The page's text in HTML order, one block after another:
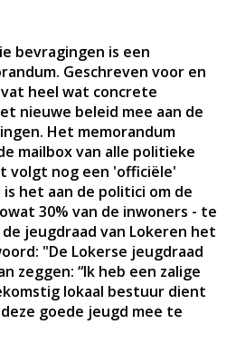
bevragingen is een
Geschreven voor en
heel wat concrete
nieuwe beleid mee aan de
Het memorandum
mailbox van alle politieke
volgt nog een 'officiële'
het aan de politici om de
30% van de inwoners - te
jeugdraad van Lokeren het
"De Lokerse jeugdraad
zeggen: “Ik heb een zalige
lokaal bestuur dient
goede jeugd mee te